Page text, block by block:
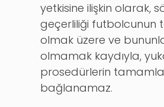
yetkisine ilişkin olarak,
geçerliliği futbolcunun
olmak üzere ve bununla
olmamak kaydıyla,
prosedürlerin
bağlanamaz.